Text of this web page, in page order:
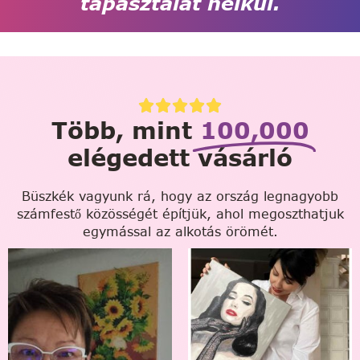
Több, mint 100,000
elégedett vásárló
Büszkék vagyunk rá, hogy az ország legnagyobb
számfestő közösségét építjük, ahol megoszthatjuk
egymással az alkotás örömét.